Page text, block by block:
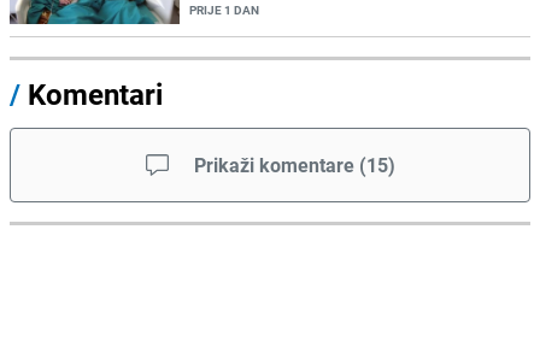
PRIJE 1 DAN
/ Komentari
Prikaži komentare (15)